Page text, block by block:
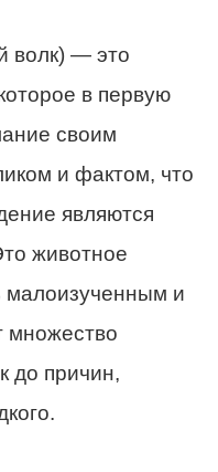
волк) — это
в первую
своим
и фактом, что
являются
животное
малоизученным и
множество
до причин,